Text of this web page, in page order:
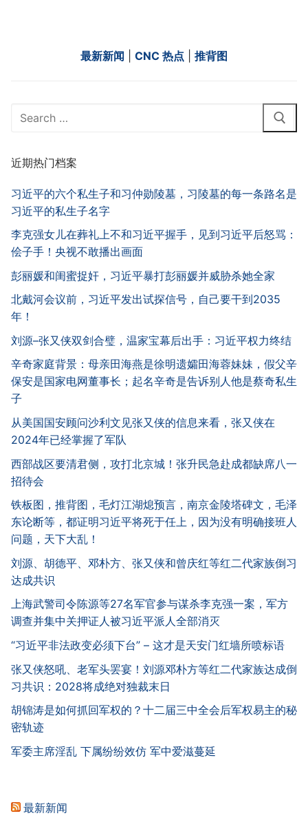
最新新闻 CNC 热点 推背图
Search
近期热门档案
习近平的六个私生子和习仲勋陵墓，习陵墓的每一条路名是
习近平的私生子名字
李克强女儿在葬礼上不和习近平握手，见到习近平后怒骂：
侩子手！央视不敢播出画面
彭丽媛和闺蜜捉奸，习近平暴打彭丽媛并威胁杀她全家
北戴河会议前，习近平发出试探信号，自己要干到2035
年！
刘源–张又侠双剑合璧，温家宝幕后出手：习近平权力终结
辛奇家庭背景：母亲田海燕是徐明遗孀田海蓉妹妹，假父辛
保安是国家电网董事长；起名辛奇是告诉别人他是蔡奇私生
子
从美国国安顾问沙利文见张又侠的信息来看，张又侠在
2024年已经掌握了军队
西部战区要清君侧，攻打北京城！张升民急赴成都缺席八一
招待会
铁板图，推背图，毛灯江湖熄预言，南京金陵塔碑文，毛泽
东论断等，都证明习近平将死于任上，因为没有明确接班人
问题，天下大乱！
刘源、胡德平、邓朴方、张又侠和曾庆红等红二代家族倒习
达成共识
上海武警司令陈源等27名军官参与谋杀李克强一案，军方
调查并集中关押证人被习近平派人全部消灭
“习近平非法政变必须下台” – 这才是天安门红墙所喷标语
张又侠怒吼、老军头罢宴！刘源邓朴方等红二代家族达成倒
习共识：2028将成绝对独裁末日
胡锦涛是如何抓回军权的？十二届三中全会后军权易主的秘
密轨迹
军委主席淫乱 下属纷纷效仿 军中爱滋蔓延
最新新闻